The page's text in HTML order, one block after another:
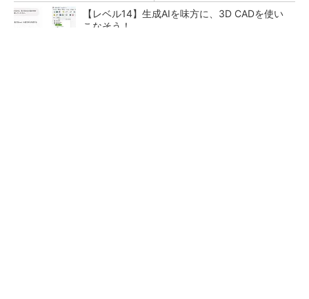
【レベル14】生成AIを味方に、3D CADを使い
こなそう！